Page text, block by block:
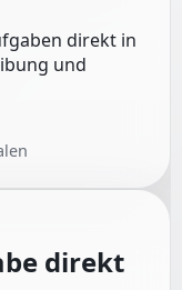
direkt in
und
direkt